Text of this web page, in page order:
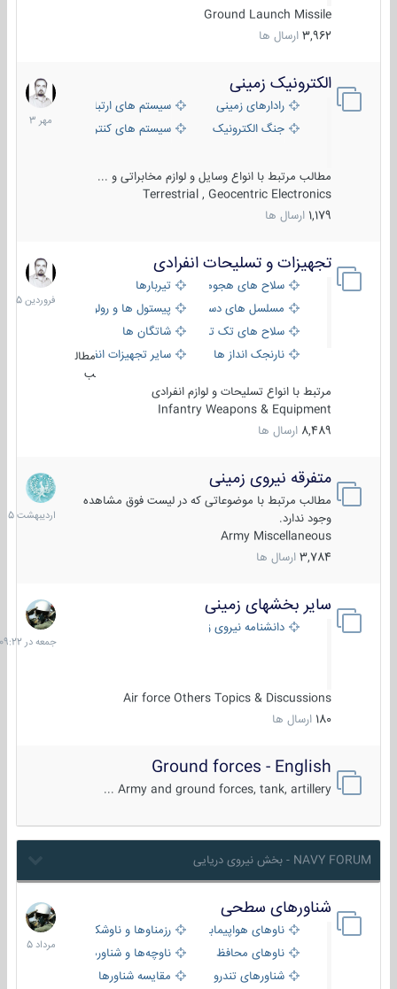
Ground Launch Missile
3,962 ارسال ها
الکترونیک زمینی
رادارهای زمینی
سیستم های ارتباطی و جمع آوری
جنگ الکترونیک
سیستم های کنترل آتش و تجهیزات
مطالب مرتبط با انواع وسایل و لوازم مخابراتی و ...
Terrestrial , Geocentric Electronics
1,179 ارسال ها
1
مهر
1403
تجهیزات و تسلیحات انفرادی
سلاح های هجومی
تیربارها
مسلسل های دستی
پیستول ها و رولورها
سلاح های تک تیر اندازیشاتگان ها
نارنجک انداز ها
سایر تجهیزات انفرادی
مطال
ب
مرتبط با انواع تسلیحات و لوازم انفرادی
Infantry Weapons & Equipment
8,489 ارسال ها
17
فروردین
1405
متفرقه نیروی زمینی
مطالب مرتبط با موضوعاتی که در لیست فوق مشاهده
وجود ندارد.
Army Miscellaneous
3,784 ارسال ها
27
1405
سایر بخشهای زمینی
دانشنامه نیروی زمینی
Air force Others Topics & Discussions
180 ارسال ها
جمعه
در
09:22
Ground forces - English
Army and ground forces, tank, artillery ...
NAVY FORUM - بخش نیروی دریایی
شناورهای سطحی
ناوهای هواپیمابر و بالگرد بررزمناوها و ناوشکن‌ها
ناوهای محافظ
ناوچه‌ها و شناورهای گشتی
شناورهای تندرو
مقایسه شناورها
2
مرداد
1405